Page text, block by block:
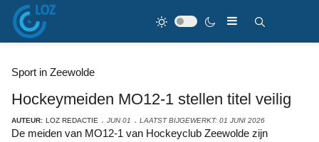
Sport in Zeewolde
Hockeymeiden MO12-1 stellen titel veilig
AUTEUR: LOZ REDACTIE JUN 01 LAATST BIJGEWERKT: 01 JUNI 2026
De meiden van MO12-1 van Hockeyclub Zeewolde zijn